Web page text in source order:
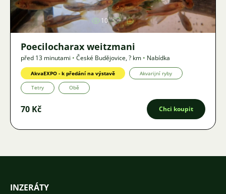
10
Poecilocharax weitzmani
před 13 minutami • České Budějovice,? km • Nabídka
AkvaEXPO - k předání na výstavě Akvarijní ryby
Tetry Obě
70 Kč Chci koupit
INZERÁTY